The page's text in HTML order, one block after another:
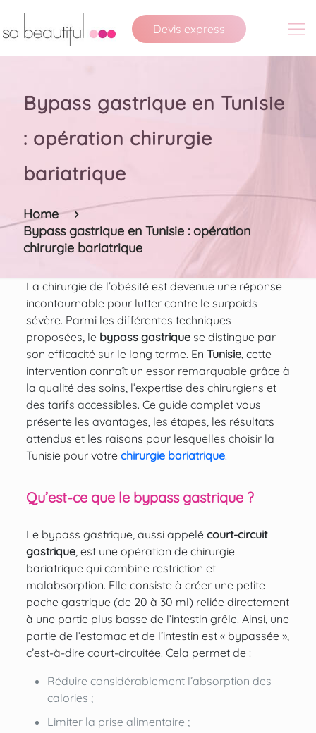
Devis express
Bypass gastrique en Tunisie
: opération chirurgie
bariatrique
Home
Bypass gastrique en Tunisie : opération
chirurgie bariatrique
La chirurgie de l’obésité est devenue une réponse
incontournable pour lutter contre le surpoids
sévère. Parmi les différentes techniques
proposées, le bypass gastriquese distingue par
son efficacité sur le long terme. En Tunisie, cette
intervention connaît un essor remarquable grâce à
la qualité des soins, l’expertise des chirurgiens et
des tarifs accessibles. Ce guide complet vous
présente les avantages, les étapes, les résultats
attendus et les raisons pour lesquelles choisir la
Tunisie pour votre chirurgie bariatrique.
Qu’est-ce que le bypass gastrique ?
Le bypass gastrique, aussi appelé court-circuit
gastrique, est une opération de chirurgie
bariatrique qui combine restriction et
malabsorption. Elle consiste à créer une petite
poche gastrique (de 20 à 30 ml) reliée directement
à une partie plus basse de l’intestin grêle. Ainsi, une
partie de l’estomac et de l’intestin est « bypassée »,
c’est-à-dire court-circuitée. Cela permet de :
Réduire considérablement l’absorption des
calories ;
Limiter la prise alimentaire ;